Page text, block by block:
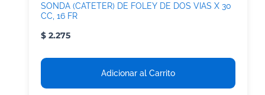
SONDA (CATETER) DE FOLEY DE DOS VIAS X 30
CC, 16 FR
$ 2.275
Adicionar al Carrito